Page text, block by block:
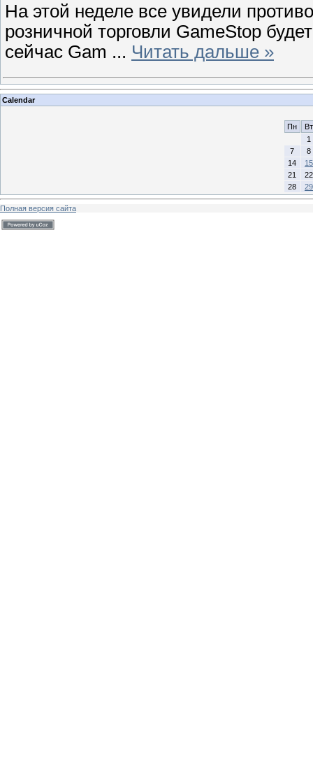
На этой неделе все увидели
розничной торговли GameStop
сейчас Gam ... Читать дальше »
Calendar
Пн
Вт
1
7
8
14
15
21
22
28
29
Полная версия сайта